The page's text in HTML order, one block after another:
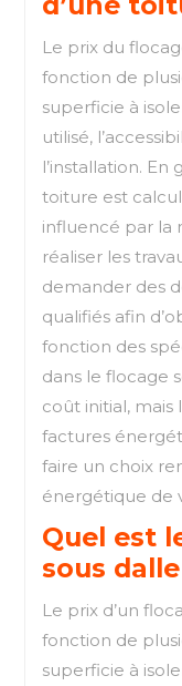
Le prix du
fonction de
superficie à
utilisé,
l’installation.
toiture est
influencé par la
réaliser les
demander des
qualifiés afin
fonction des
dans le flocage
coût initial, mais
factures
faire un choix
énergétique de
Quel est
sous
Le prix d’un
fonction de
superficie à